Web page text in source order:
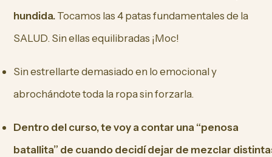
hundida. Tocamos las 4 patas fundamentales de la
SALUD. Sin ellas equilibradas ¡Moc!
Sin estrellarte demasiado en lo emocional y
abrochándote toda la ropa sin forzarla.
Dentro del curso, te voy a contar una “penosa
batallita” de cuando decidí dejar de mezclar